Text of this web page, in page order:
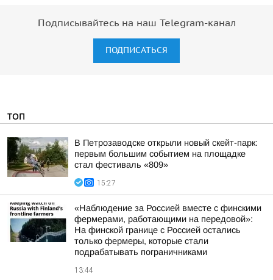
Подписывайтесь на наш Telegram-канал
ПОДПИСАТЬСЯ
ТОП
В Петрозаводске открыли новый скейт-парк:
первым большим событием на площадке
стал фестиваль «809»
15:27
«Наблюдение за Россией вместе с финскими
фермерами, работающими на передовой»:
На финской границе с Россией остались
только фермеры, которые стали
подрабатывать пограничниками
13:44